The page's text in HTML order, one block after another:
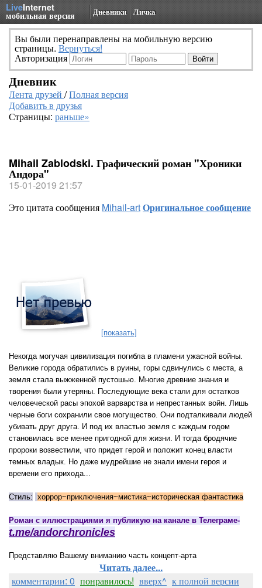
LiveInternet
мобильная версия Дневники Личка
Вы были перенаправлены на мобильную версию
страницы. Вернуться!
Авторизация
Дневник
Лента друзей /Полная версия
Добавить в друзья
Страницы: раньше»
Mihail Zablodski. Графический роман "Хроники
Андора"
15-01-2019 21:57
Это цитата сообщения Mihail-artОригинальное сообщение
[показать]
Некогда могучая цивилизация погибла в пламени ужасной войны.
Великие города обратились в руины, горы сдвинулись с места, а
земля стала выжженной пустошью. Многие древние знания и
творения были утеряны. Последующие века стали для остатков
человеческой расы эпохой варварства и непрестанных войн. Лишь
черные боги сохранили свое могущество. Они подталкивали людей
убивать друг друга. И под их властью земля с каждым годом
становилась все менее пригодной для жизни. И тогда бродячие
пророки возвестили, что придет герой и положит конец власти
темных владык. Но даже мудрейшие не знали имени героя и
времени его прихода...
Стиль: хоррор~приключения~мистика~историческая фантастика
Роман c иллюстрациями я публикую на канале в Телеграме-
t.me/andorchronicles
Представляю Вашему вниманию часть концепт-арта
Читать далее...
комментарии: 0 понравилось! вверх^ к полной версии